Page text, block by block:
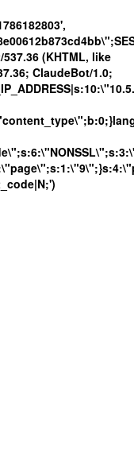
(KHTML, like
ClaudeBot/1.0;